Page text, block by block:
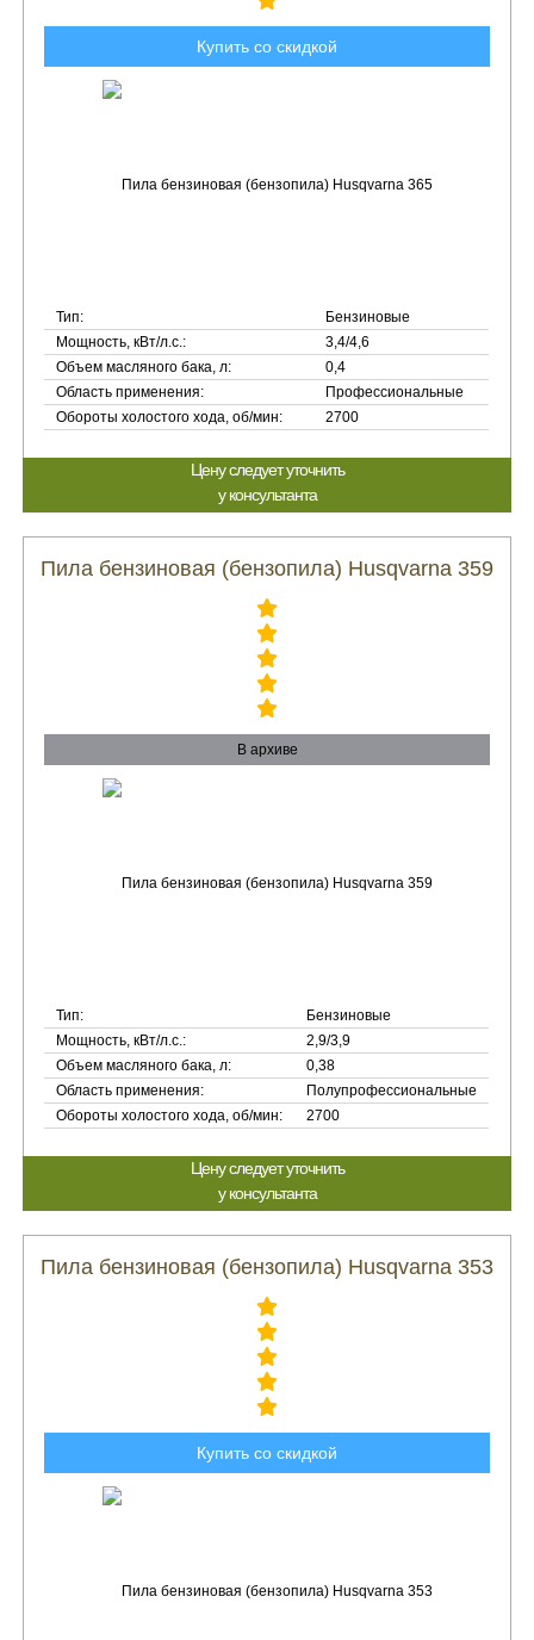
Купить со скидкой
Тип:
Бензиновые
Мощность, кВт/л.с.:
3,4/4,6
Объем масляного бака, л:
0,4
Область применения:
Профессиональные
Обороты холостого хода, об/мин:
2700
Цену следует уточнить
у консультанта
Пила бензиновая (бензопила) Husqvarna 359
В архиве
Тип:
Бензиновые
Мощность, кВт/л.с.:
2,9/3,9
Объем масляного бака, л:
0,38
Область применения:
Полупрофессиональные
Обороты холостого хода, об/мин:
2700
Цену следует уточнить
у консультанта
Пила бензиновая (бензопила) Husqvarna 353
Купить со скидкой